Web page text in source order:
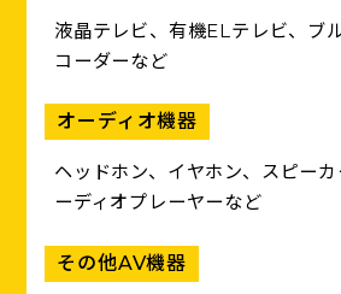
液晶テレビ、有機ELテレビ、ブ
コーダーなど
オーディオ機器
ヘッドホン、イヤホン、スピー
ーディオプレーヤーなど
その他AV機器